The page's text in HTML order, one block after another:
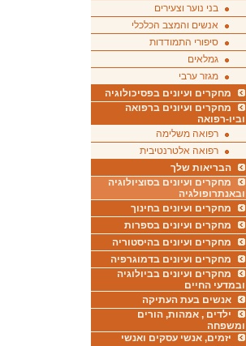
בני נוער וצעירים
אנשים והמצב הכלכלי
סיפורי התמודדות
גמלאים
מגזר ערבי
מחקרים ועיונים בפסיכולוגיה
מחקרים ועיונים ברפואה
וביו-רפואה
רפואה משלימה
רפואה אלטרנטיבית
הבריאות שלך
מחקרים ועיונים בסוציולוגיה
ובאנתרופולגיה
מחקרים ועיונים בחינוך
מחקרים ועיונים בספרות
מחקרים ועיונים בהיסטוריה
מחקרים ועיונים בדמוגרפיה
מחקרים ועיונים בביולוגיה
ובמדעי החיים
אנשים בעת העתיקה
ילדים , אמהות, הורים
ומשפחה
יזמים, אנשי עסקים ואנשי